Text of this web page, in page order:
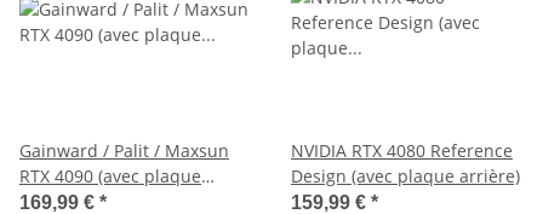
Gainward / Palit / Maxsun
RTX 4090 (avec plaque
arrière)
169,99 € *
NVIDIA RTX 4080 Reference
Design (avec plaque arrière)
159,99 € *